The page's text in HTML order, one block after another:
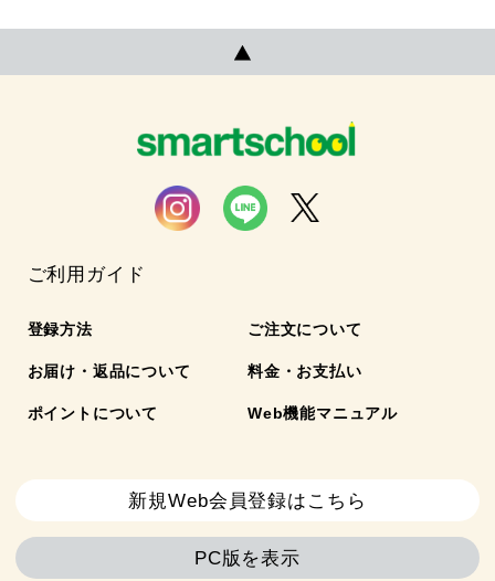
ご利用ガイド
登録方法 ご注文について
お届け・返品について 料金・お支払い
ポイントについて Web機能マニュアル
新規Web会員登録はこちら
PC版を表示